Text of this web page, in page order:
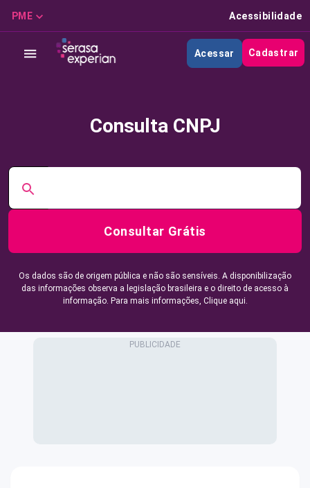
PME Acessibilidade
Acessar Cadastrar
Consulta CNPJ
Consultar Grátis
Os dados são de origem pública e não são sensíveis. A disponibilização
das informações observa a legislação brasileira e o direito de acesso à
informação. Para mais informações, Clique aqui.